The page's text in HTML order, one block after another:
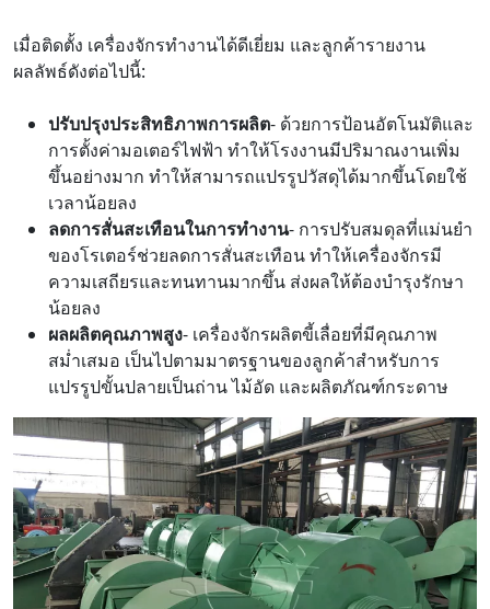
เมื่อติดตั้ง เครื่องจักรทำงานได้ดีเยี่ยม และลูกค้ารายงาน
ผลลัพธ์ดังต่อไปนี้:
ปรับปรุงประสิทธิภาพการผลิต- ด้วยการป้อนอัตโนมัติและ
การตั้งค่ามอเตอร์ไฟฟ้า ทำให้โรงงานมีปริมาณงานเพิ่ม
ขึ้นอย่างมาก ทำให้สามารถแปรรูปวัสดุได้มากขึ้นโดยใช้
เวลาน้อยลง
ลดการสั่นสะเทือนในการทำงาน- การปรับสมดุลที่แม่นยำ
ของโรเตอร์ช่วยลดการสั่นสะเทือน ทำให้เครื่องจักรมี
ความเสถียรและทนทานมากขึ้น ส่งผลให้ต้องบำรุงรักษา
น้อยลง
ผลผลิตคุณภาพสูง- เครื่องจักรผลิตขี้เลื่อยที่มีคุณภาพ
สม่ำเสมอ เป็นไปตามมาตรฐานของลูกค้าสำหรับการ
แปรรูปขั้นปลายเป็นถ่าน ไม้อัด และผลิตภัณฑ์กระดาษ